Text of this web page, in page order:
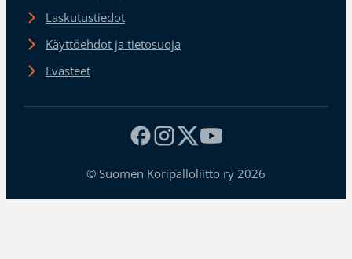
Laskutustiedot
Käyttöehdot ja tietosuoja
Evästeet
© Suomen Koripalloliitto ry 2026